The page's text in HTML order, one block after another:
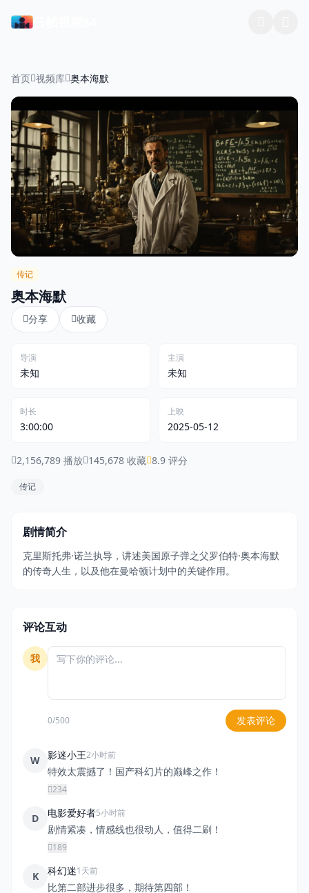
首页 视频库 奥本海默
传记
奥本海默
分享 收藏
导演
未知
主演
未知
时长
3:00:00
上映
2025-05-12
2,156,789 播放 145,678 收藏 8.9 评分
传记
剧情简介
克里斯托弗·诺兰执导，讲述美国原子弹之父罗伯特·奥本海默
的传奇人生，以及他在曼哈顿计划中的关键作用。
评论互动
我
0/500 发表评论
W 影迷小王2小时前
特效太震撼了！国产科幻片的巅峰之作！
234
D 电影爱好者5小时前
剧情紧凑，情感线也很动人，值得二刷！
189
K 科幻迷1天前
比第二部进步很多，期待第四部！